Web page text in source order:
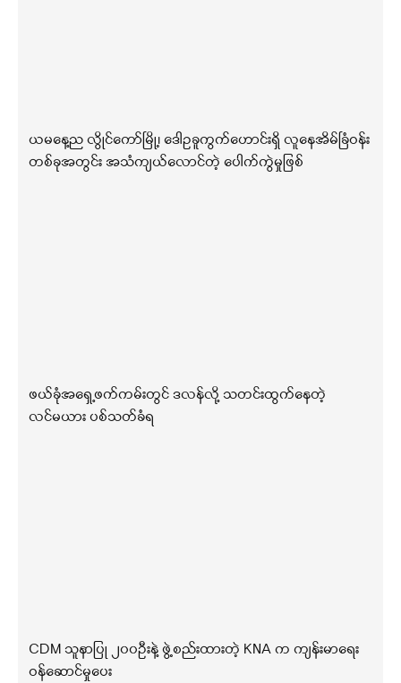
ယမနေ့ည လွိုင်ကော်မြို့၊ ဒေါဥခူကွက်ဟောင်းရှိ လူနေအိမ်ခြံဝန်း
တစ်ခုအတွင်း အသံကျယ်လောင်တဲ့ ပေါက်ကွဲမှုဖြစ်
ဖယ်ခုံအရှေ့ဖက်ကမ်းတွင် ဒလန်လို့ သတင်းထွက်နေတဲ့
လင်မယား ပစ်သတ်ခံရ
CDM သူနာပြု ၂၀၀ဦးနဲ့ ဖွဲ့စည်းထားတဲ့ KNA က ကျန်းမာရေး
ဝန်ဆောင်မှုပေး